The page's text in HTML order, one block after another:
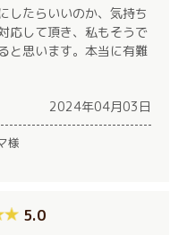
したらいいのか、気持ち
応して頂き、私もそうで
と思います。本当に有難
2024年04月03日
様
5.0